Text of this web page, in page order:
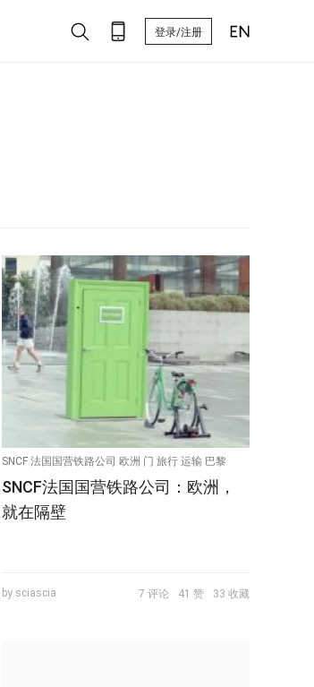
登录/注册
SNCF 法国国营铁路公司 欧洲 门 旅行 运输 巴黎
互动 TBWA
SNCF法国国营铁路公司：欧洲，
就在隔壁
by sciascia 7 评论 41 赞 33 收藏